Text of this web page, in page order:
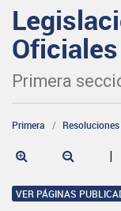
Oficiales
Primera
Primera
|
VER PÁGINAS